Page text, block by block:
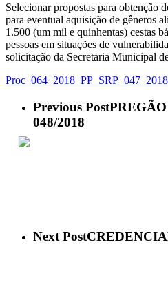
Selecionar propostas para obtenção
para eventual aquisição de gêneros
1.500 (um mil e quinhentas) cestas
pessoas em situações de
solicitação da Secretaria Municipal
Previous Post
048/2018
Next Post